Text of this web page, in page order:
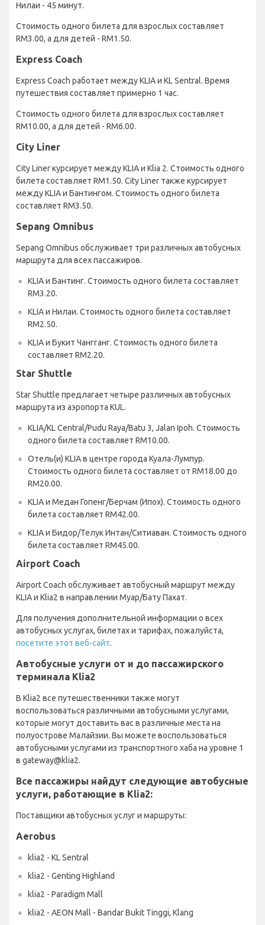
Нилаи - 45 минут.
Стоимость одного билета для взрослых составляет
RM3.00, а для детей - RM1.50.
Express Coach
Express Coach работает между KLIA и KL Sentral. Время
путешествия составляет примерно 1 час.
Стоимость одного билета для взрослых составляет
RM10.00, а для детей - RM6.00.
City Liner
City Liner курсирует между KLIA и Klia 2. Стоимость одного
билета составляет RM1.50. City Liner также курсирует
между KLIA и Бантингом. Стоимость одного билета
составляет RM3.50.
Sepang Omnibus
Sepang Omnibus обслуживает три различных автобусных
маршрута для всех пассажиров.
KLIA и Бантинг. Стоимость одного билета составляет
RM3.20.
KLIA и Нилаи. Стоимость одного билета составляет
RM2.50.
KLIA и Букит Чангганг. Стоимость одного билета
составляет RM2.20.
Star Shuttle
Star Shuttle предлагает четыре различных автобусных
маршрута из аэропорта KUL.
KLIA/KL Central/Pudu Raya/Batu 3, Jalan Ipoh. Стоимость
одного билета составляет RM10.00.
Отель(и) KLIA в центре города Куала-Лумпур.
Стоимость одного билета составляет от RM18.00 до
RM20.00.
KLIA и Медан Гопенг/Берчам (Ипох). Стоимость одного
билета составляет RM42.00.
KLIA и Бидор/Телук Интан/Ситиаван. Стоимость одного
билета составляет RM45.00.
Airport Coach
Airport Coach обслуживает автобусный маршрут между
KLIA и Klia2 в направлении Муар/Бату Пахат.
Для получения дополнительной информации о всех
автобусных услугах, билетах и тарифах, пожалуйста,
посетите этот веб-сайт.
Автобусные услуги от и до пассажирского
терминала Klia2
В Klia2 все путешественники также могут
воспользоваться различными автобусными услугами,
которые могут доставить вас в различные места на
полуострове Малайзии. Вы можете воспользоваться
автобусными услугами из транспортного хаба на уровне 1
в gateway@klia2.
Все пассажиры найдут следующие автобусные
услуги, работающие в Klia2:
Поставщики автобусных услуг и маршруты:
Aerobus
klia2 - KL Sentral
klia2 - Genting Highland
klia2 - Paradigm Mall
klia2 - AEON Mall - Bandar Bukit Tinggi, Klang